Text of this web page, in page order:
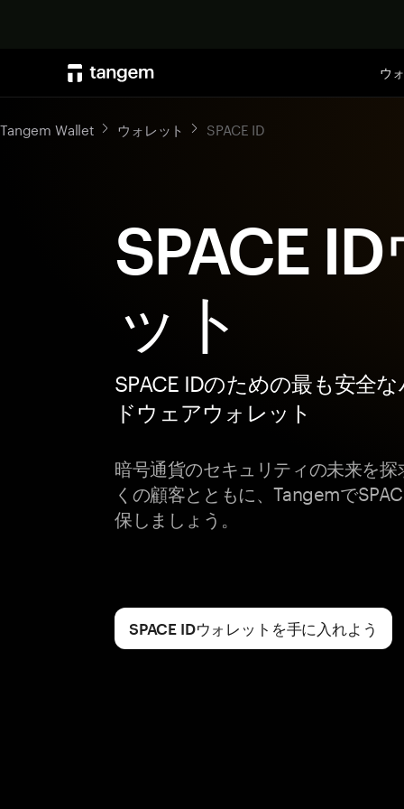
ウ
Tangem Wallet ウォレット SPACE ID
SPACE
ット
SPACE IDのための最も安全
ドウェアウォレット
暗号通貨のセキュリティの未来を
くの顧客とともに、Tangemで
保しましょう。
SPACE IDウォレットを手に入れよう